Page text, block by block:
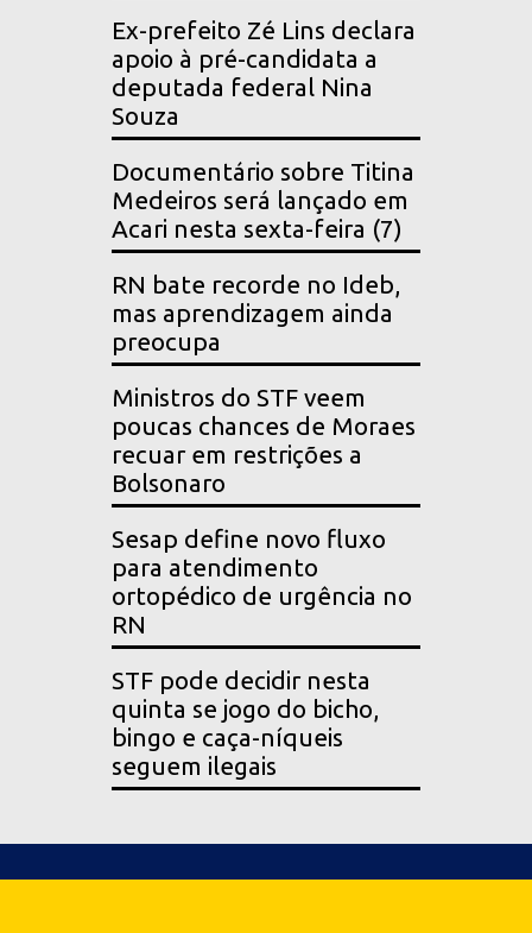
Ex-prefeito Zé Lins declara
apoio à pré-candidata a
deputada federal Nina
Souza
Documentário sobre Titina
Medeiros será lançado em
Acari nesta sexta-feira (7)
RN bate recorde no Ideb,
mas aprendizagem ainda
preocupa
Ministros do STF veem
poucas chances de Moraes
recuar em restrições a
Bolsonaro
Sesap define novo fluxo
para atendimento
ortopédico de urgência no
RN
STF pode decidir nesta
quinta se jogo do bicho,
bingo e caça-níqueis
seguem ilegais